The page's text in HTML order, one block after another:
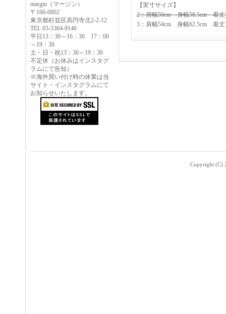
margin（マージン）
〒166-0002
東京都杉並区高円寺北2-2-12
TEL 03-5364-9146
平日13：30～16：30 17：00
～19：30
土・日・祝13：30～19：30
不定休（お休みはインスタグ
ラムにて告知）
※海外買い付け時の休業は当
サイト・インスタグラムにて
お知らせいたします。
【実寸サイズ】
2：肩幅50cm 身幅58.5cm 着丈
3：肩幅54cm 身幅62.5cm 着丈
Copyright (C)